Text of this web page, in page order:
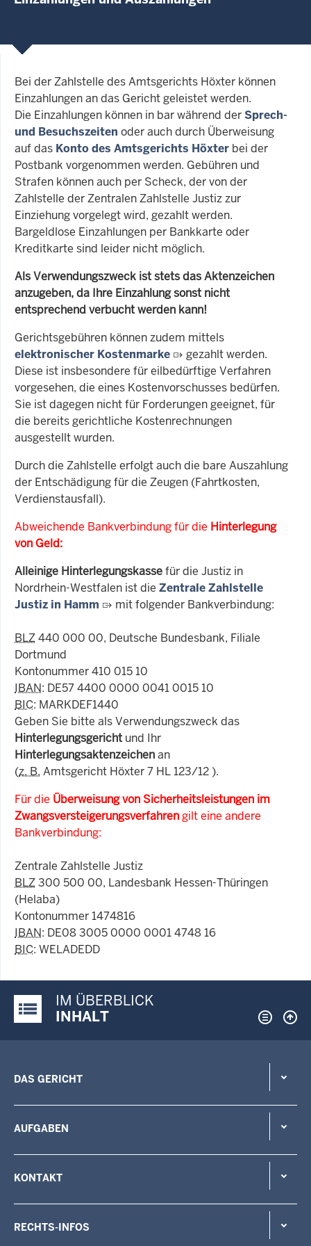
Bei der Zahlstelle des Amtsgerichts Höxter können
Einzahlungen an das Gericht geleistet werden.
Die Einzahlungen können in bar während derSprech-
und Besuchszeiten oder auch durch Überweisung
auf das Konto des Amtsgerichts Höxter bei der
Postbank vorgenommen werden. Gebühren und
Strafen können auch per Scheck, der von der
Zahlstelle der Zentralen Zahlstelle Justiz zur
Einziehung vorgelegt wird, gezahlt werden.
Bargeldlose Einzahlungen per Bankkarte oder
Kreditkarte sind leider nicht möglich.
Als Verwendungszweck ist stets das Aktenzeichen
anzugeben, da Ihre Einzahlung sonst nicht
entsprechend verbucht werden kann!
Gerichtsgebühren können zudem mittels
elektronischer Kostenmarke
gezahlt werden.
Diese ist insbesondere für eilbedürftige Verfahren
vorgesehen, die eines Kostenvorschusses bedürfen.
Sie ist dagegen nicht für Forderungen geeignet, für
die bereits gerichtliche Kostenrechnungen
ausgestellt wurden.
Durch die Zahlstelle erfolgt auch die bare Auszahlung
der Entschädigung für die Zeugen (Fahrtkosten,
Verdienstausfall).
Abweichende Bankverbindung für die Hinterlegung
von Geld:
Alleinige Hinterlegungskassefür die Justiz in
Nordrhein-Westfalen ist die Zentrale Zahlstelle
Justiz in Hamm
mit folgender Bankverbindung:
BLZ440 000 00, Deutsche Bundesbank, Filiale
Dortmund
Kontonummer 410 015 10
IBAN: DE57 4400 0000 0041 0015 10
BIC: MARKDEF1440
Geben Sie bitte als Verwendungszweck das
Hinterlegungsgericht und Ihr
Hinterlegungsaktenzeichenan
(z. B. Amtsgericht Höxter 7 HL 123/12 ).
Für die Überweisung von Sicherheitsleistungen im
Zwangsversteigerungsverfahrengilt eine andere
Bankverbindung:
Zentrale Zahlstelle Justiz
BLZ300 500 00, Landesbank Hessen-Thüringen
(Helaba)
Kontonummer 1474816
IBAN: DE08 3005 0000 0001 4748 16
BIC: WELADEDD
Justiz-Portal im Überblick:
IM ÜBERBLICK
INHALT
DAS GERICHT
AUFGABEN
KONTAKT
RECHTS-INFOS